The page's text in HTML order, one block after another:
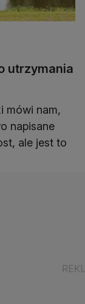
utrzymania
mówi nam,
napisane
ale jest to